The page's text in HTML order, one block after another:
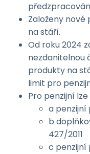
Založeny
na stáří.
Od roku 2024
nezdanitelnou
produkty na
limit pro
Pro penzijní
a penzijní
b
427/2011
c penzijní